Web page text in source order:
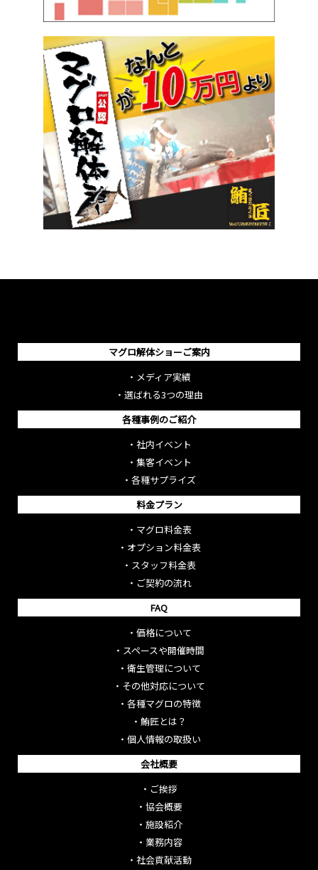
マグロ解体ショーご案内
・ メディア実績
・ 選ばれる3つの理由
各種事例のご紹介
・ 社内イベント
・ 集客イベント
・ 各種サプライズ
料金プラン
・ マグロ料金表
・ オプション料金表
・ スタッフ料金表
・ ご契約の流れ
FAQ
・ 価格について
・ スペースや開催時間
・ 衛生管理について
・ その他対応について
・ 各種マグロの特徴
・ 鮪匠とは？
・ 個人情報の取扱い
会社概要
・ ご挨拶
・ 協会概要
・ 施設紹介
・ 業務内容
・ 社会貢献活動